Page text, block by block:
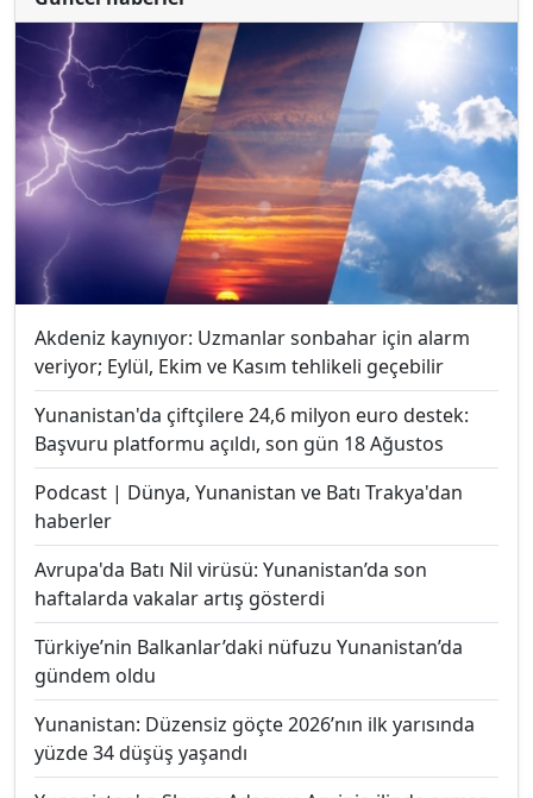
Akdeniz kaynıyor: Uzmanlar sonbahar için alarm
veriyor; Eylül, Ekim ve Kasım tehlikeli geçebilir
Yunanistan'da çiftçilere 24,6 milyon euro destek:
Başvuru platformu açıldı, son gün 18 Ağustos
Podcast | Dünya, Yunanistan ve Batı Trakya'dan
haberler
Avrupa'da Batı Nil virüsü: Yunanistan’da son
haftalarda vakalar artış gösterdi
Türkiye’nin Balkanlar’daki nüfuzu Yunanistan’da
gündem oldu
Yunanistan: Düzensiz göçte 2026’nın ilk yarısında
yüzde 34 düşüş yaşandı